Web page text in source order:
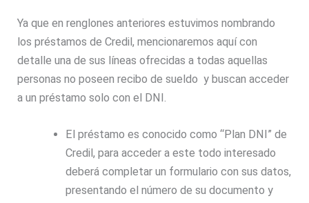
Ya que en renglones anteriores estuvimos nombrando
los préstamos de Credil, mencionaremos aquí con
detalle una de sus líneas ofrecidas a todas aquellas
personas no poseen recibo de sueldo y buscan acceder
a unpréstamo solo con el DNI.
El préstamo es conocido como “Plan DNI” de
Credil, para acceder a este todo interesado
deberá completar un formulario con sus datos,
presentando el número de su documento y